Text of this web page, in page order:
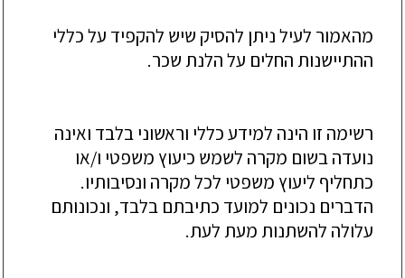
מהאמור לעיל ניתן להסיק שיש להקפיד על כללי
ההתיישנות החלים על הלנת שכר.
רשימה זו הינה למידע כללי וראשוני בלבד ואינה
נועדה בשום מקרה לשמש כיעוץ משפטי ו/או
כתחליף ליעוץ משפטי לכל מקרה ונסיבותיו.
הדברים נכונים למועד כתיבתם בלבד, ונכונותם
עלולה להשתנות מעת לעת.